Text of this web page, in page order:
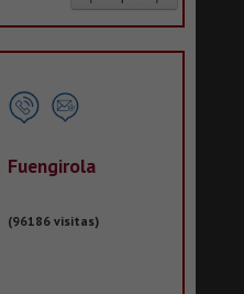
Fuengirola
(96186 visitas)